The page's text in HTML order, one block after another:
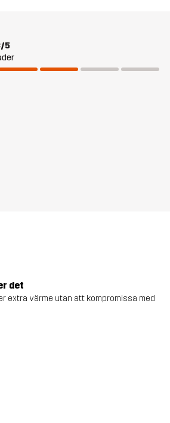
5
det
extra värme utan att kompromissa med